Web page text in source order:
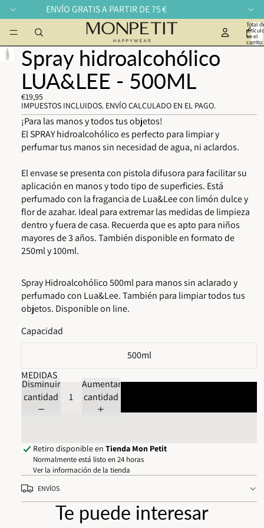
ENVÍO GRATIS A PARTIR DE 75 €
Total
en el
carrito:
Spray hidroalcohólico
LUA&LEE - 500ML
€19,95
IMPUESTOS INCLUIDOS. ENVÍO CALCULADO EN EL PAGO.
¡Para las manos y todos tus objetos!
El SPRAY hidroalcohólico es perfecto para limpiar y
perfumar tus manos sin necesidad de agua, ni aclardos.
El envase se presenta con pistola difusora para facilitar su
aplicación en manos y todo tipo de superficies. Está
perfumado con la fragancia de Lua&Lee con limón dulce y
flor de azahar. Ideal para extremar las medidas de limpieza
dentro y fuera de casa. Recuerda que es apto para niños
mayores de 3 años. También disponible en formato de
250ml y 100ml.
Spray Hidroalcohólico 500ml para manos sin aclarado y
perfumado con Lua&Lee. También para limpiar todos tus
objetos. Disponible on line.
Capacidad
500ml
MEDIDAS
Disminuir
cantidad
Aumentar
cantidad
Retiro disponible en Tienda Mon Petit
Normalmente está listo en 24 horas
Ver la información de la tienda
ENVÍOS
Te puede interesar